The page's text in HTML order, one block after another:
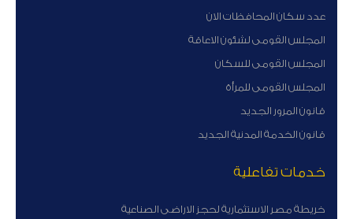
عدد سكان المحافظات الان
المجلس القومى لشئون الاعاقة
المجلس القومى للسكان
المجلس القومى للمرأة
قانون المرور الجديد
قانون الخدمة المدنية الجديد
خدمات تفاعلية
خريطة مصر الاستثمارية لحجز الاراضى الصناعية